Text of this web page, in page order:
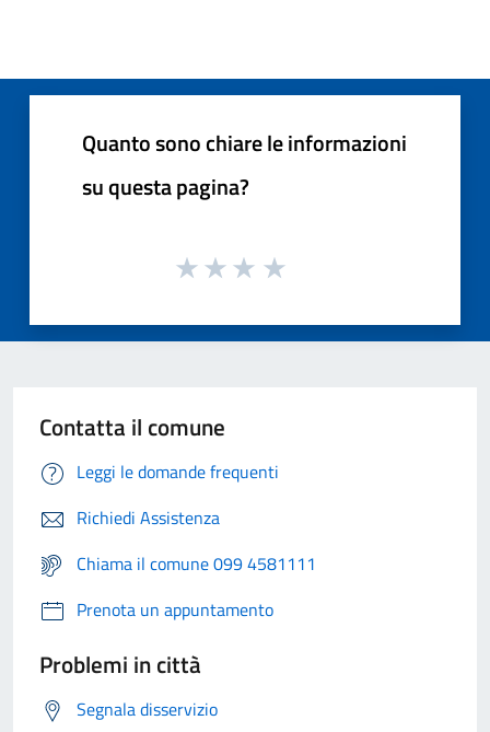
Quanto sono chiare le informazioni
su questa pagina?
Contatta il comune
Leggi le domande frequenti
Richiedi Assistenza
Chiama il comune 099 4581111
Prenota un appuntamento
Problemi in città
Segnala disservizio